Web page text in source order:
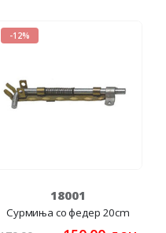
-12%
18001
Сурмиња со федер 20cm